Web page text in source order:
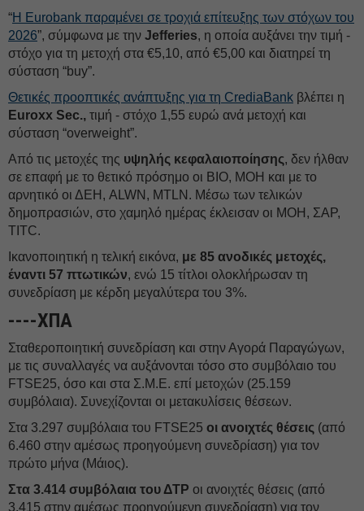
“Η Eurobank παραμένει σε τροχιά επίτευξης των στόχων του
2026”, σύμφωνα με την Jefferies, η οποία αυξάνει την τιμή -
στόχο για τη μετοχή στα €5,10, από €5,00 και διατηρεί τη
σύσταση “buy”.
Θετικές προοπτικές ανάπτυξης για τη CrediaBank βλέπει η
Euroxx Sec., τιμή - στόχο 1,55 ευρώ ανά μετοχή και
σύσταση “overweight”.
Από τις μετοχές της υψηλής κεφαλαιοποίησης, δεν ήλθαν
σε επαφή με το θετικό πρόσημο οι ΒΙΟ, ΜΟΗ και με το
αρνητικό οι ΔΕΗ, ALWN, MTLN. Μέσω των τελικών
δημοπρασιών, στο χαμηλό ημέρας έκλεισαν οι ΜΟΗ, ΣΑΡ,
TITC.
Ικανοποιητική η τελική εικόνα, με 85 ανοδικές μετοχές,
έναντι 57 πτωτικών, ενώ 15 τίτλοι ολοκλήρωσαν τη
συνεδρίαση με κέρδη μεγαλύτερα του 3%.
----ΧΠΑ
Σταθεροποιητική συνεδρίαση και στην Αγορά Παραγώγων,
με τις συναλλαγές να αυξάνονται τόσο στο συμβόλαιο του
FTSE25, όσο και στα Σ.Μ.Ε. επί μετοχών (25.159
συμβόλαια). Συνεχίζονται οι μετακυλίσεις θέσεων.
Στα 3.297 συμβόλαια του FTSE25 οι ανοιχτές θέσεις (από
6.460 στην αμέσως προηγούμενη συνεδρίαση) για τον
πρώτο μήνα (Μάιος).
Στα 3.414 συμβόλαια του ΔΤΡ οι ανοιχτές θέσεις (από
3.415 στην αμέσως προηγούμενη συνεδρίαση) για τον